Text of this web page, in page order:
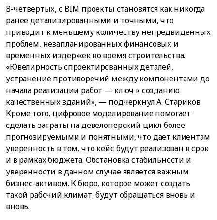
В-четвертых, с BIM проекты становятся как никогда
ранее детализированными и точными, что
приводит к меньшему количеству непредвиденных
проблем, незапланированных финансовых и
временных издержек во время строительства.
«Ювелирность спроектированных деталей,
устранение противоречий между компонентами до
начала реализации работ — ключ к созданию
качественных зданий», — подчеркнул А. Стариков.
Кроме того, цифровое моделирование помогает
сделать затраты на девелоперский цикл более
прогнозируемыми и понятными, что дает клиентам
уверенность в том, что кейс будут реализован в срок
и в рамках бюджета. Обстановка стабильности и
уверенности в данном случае является важным
бизнес-активом. К бюро, которое может создать
такой рабочий климат, будут обращаться вновь и
вновь.